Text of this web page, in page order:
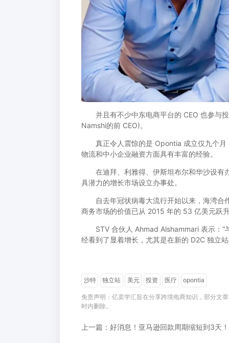
并且有不少中东电商平台的 CEO 也参与
Namshi的前 CEO)。
真正令人震惊的是 Opontia 成立仅九个月
物流和中小企业融资方面具有丰富的经验。
在迪拜、利雅得、伊斯坦布尔和华沙设有
具潜力的增长市场设立办事处。
自去年冠状病毒大流行开始以来，海湾合
商务市场的价值已从 2015 年的 53 亿美元跃
STV 合伙人 Ahmad Alshammari 表示：“
经看到了显着增长，尤其是在新的 D2C 独立
沙特 独立站 美元 投资 医疗 opontia
免责声明：亿卖学汇旨在分享跨境电商知识，部分文
时内删除。